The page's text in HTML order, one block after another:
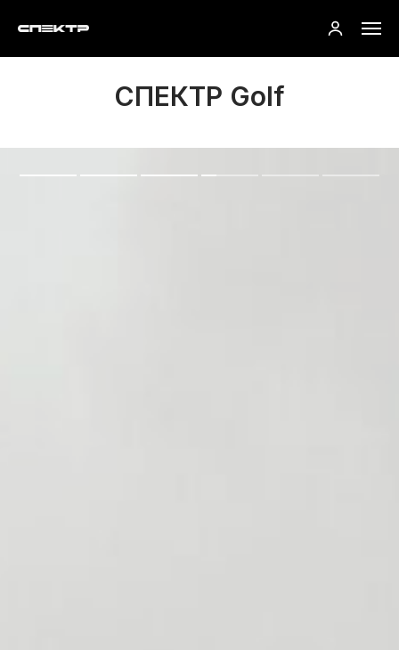
СПЕКТР Golf